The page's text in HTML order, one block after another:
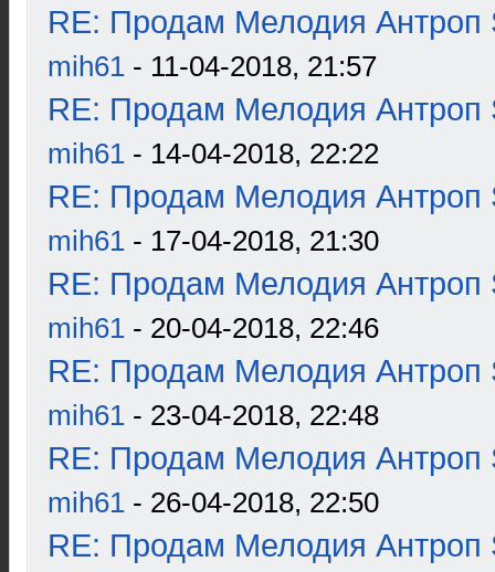
RE: Продам Мелодия Антроп
mih61 - 11-04-2018, 21:57
RE: Продам Мелодия Антроп
mih61 - 14-04-2018, 22:22
RE: Продам Мелодия Антроп
mih61 - 17-04-2018, 21:30
RE: Продам Мелодия Антроп
mih61 - 20-04-2018, 22:46
RE: Продам Мелодия Антроп
mih61 - 23-04-2018, 22:48
RE: Продам Мелодия Антроп
mih61 - 26-04-2018, 22:50
RE: Продам Мелодия Антроп